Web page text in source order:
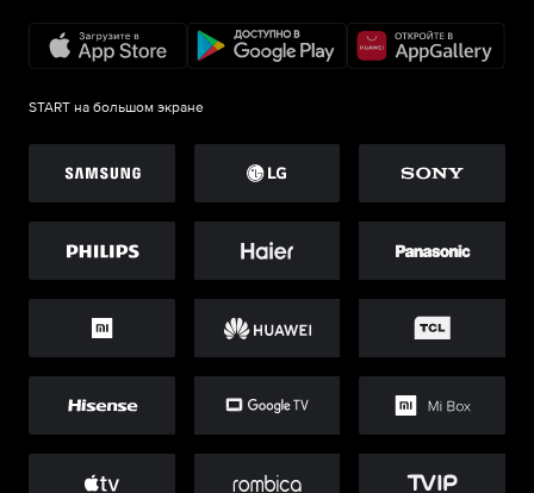
START на большом экране